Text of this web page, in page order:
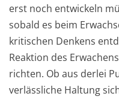
erst noch entwickeln
sobald es beim
kritischen Denkens
Reaktion des
richten. Ob aus derlei
verlässliche Haltung